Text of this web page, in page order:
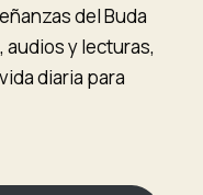
del Buda
audios y lecturas,
diaria para